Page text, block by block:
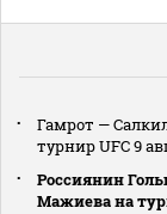
Гамрот —
турнир UFC 9
Россиянин
Мажиева на